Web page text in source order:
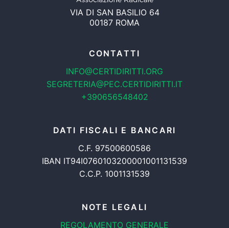
VIA DI SAN BASILIO 64
00187 ROMA
CONTATTI
INFO@CERTIDIRITTI.ORG
SEGRETERIA@PEC.CERTIDIRITTI.IT
+390656548402
DATI FISCALI E BANCARI
C.F. 97500600586
IBAN IT94I0760103200001001131539
C.C.P. 1001131539
NOTE LEGALI
REGOLAMENTO GENERALE